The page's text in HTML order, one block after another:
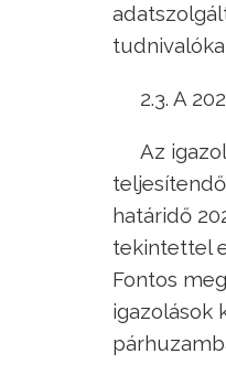
2.3. A
Az
határidő
tekintettel
Fontos
igazolások